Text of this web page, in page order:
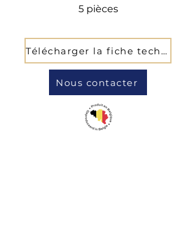
5 pièces
Télécharger la fiche technique
Nous contacter